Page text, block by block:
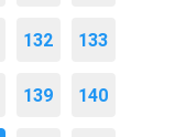
132 133
139 140